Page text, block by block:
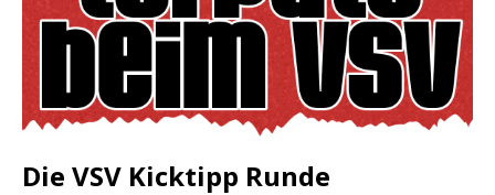
Die VSV Kicktipp Runde